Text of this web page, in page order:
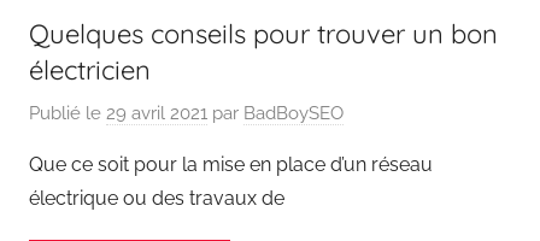
Quelques conseils pour trouver un bon
électricien
Publié le 29 avril 2021 par BadBoySEO
Que ce soit pour la mise en place d’un réseau
électrique ou des travaux de